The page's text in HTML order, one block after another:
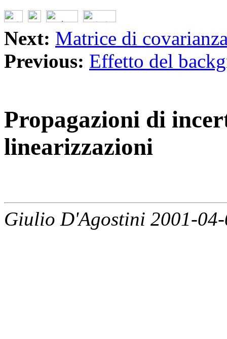
Next: Matrice di
Previous: Effetto del
Propagazioni di
linearizzazioni
Giulio D'Agostini 2001-